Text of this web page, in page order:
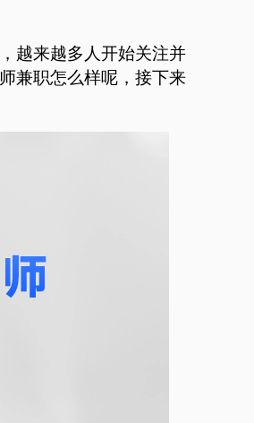
越来越多人开始关注并
兼职怎么样呢，接下来